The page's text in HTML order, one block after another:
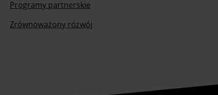
Programy partnerskie
Zrównoważony rózwój